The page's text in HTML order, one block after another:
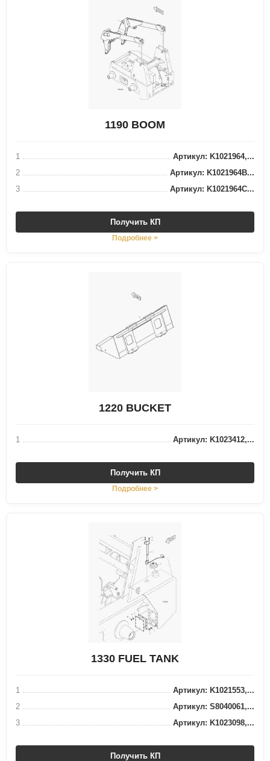
1190 BOOM
1
Артикул: K1021964,...
2
Артикул: K1021964B...
3
Артикул: K1021964C...
Получить КП
Подробнее >
1220 BUCKET
1 Артикул: K1023412,...
Получить КП
Подробнее >
1330 FUEL TANK
1
Артикул: K1021553,...
2
Артикул: S8040061,...
3
Артикул: K1023098,...
Получить КП